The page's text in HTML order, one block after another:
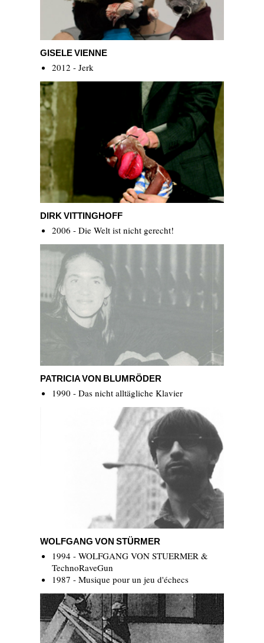
GISELE VIENNE
2012 - Jerk
DIRK VITTINGHOFF
2006 - Die Welt ist nicht gerecht!
PATRICIA VON BLUMRÖDER
1990 - Das nicht alltägliche Klavier
WOLFGANG VON STÜRMER
1994 - WOLFGANG VON STUERMER &
TechnoRaveGun
1987 - Musique pour un jeu d'échecs